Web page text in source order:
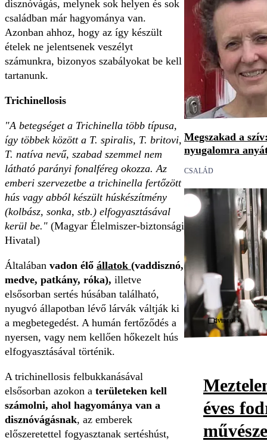
disznóvágás, melynek sok helyen és sok
családban már hagyománya van.
Azonban ahhoz, hogy az így készült
ételek ne jelentsenek veszélyt
számunkra, bizonyos szabályokat be kell
tartanunk.
Trichinellosis
"A betegséget a Trichinella több típusa,
így többek között a T. spiralis, T. britovi,
T. natíva nevű, szabad szemmel nem
látható parányi fonalféreg okozza. Az
emberi szervezetbe a trichinella fertőzött
hús vagy abból készült húskészítmény
(kolbász, sonka, stb.) elfogyasztásával
kerül be." (Magyar Élelmiszer-biztonsági
Hivatal)
Általában vadon élő állatok (vaddisznó,
medve, patkány, róka), illetve
elsősorban sertés húsában található,
nyugvó állapotban lévő lárvák váltják ki
a megbetegedést. A humán fertőződés a
nyersen, vagy nem kellően hőkezelt hús
elfogyasztásával történik.
A trichinellosis felbukkanásával
elsősorban azokon a területeken kell
számolni, ahol hagyománya van a
disznóvágásnak, az emberek
előszeretettel fogyasztanak sertéshúst,
Megszakad a
nyugalomra
CSALÁD
Videó
éves